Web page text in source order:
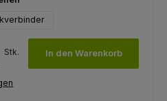
Stk. In den Warenkorb